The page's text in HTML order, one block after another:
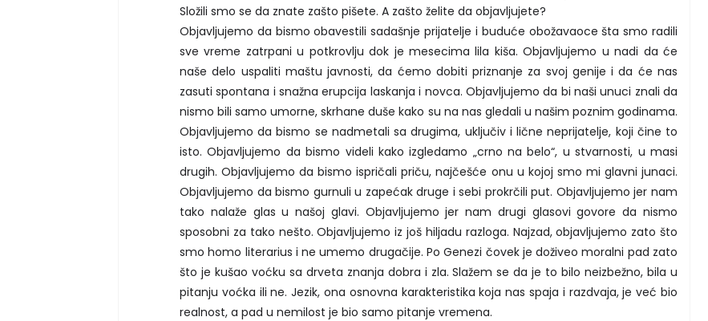
Složili smo se da znate zašto pišete. A zašto želite da objavljujete?
Objavljujemo da bismo obavestili sadašnje prijatelje i buduće obožavaoce šta smo radili
sve vreme zatrpani u potkrovlju dok je mesecima lila kiša. Objavljujemo u nadi da će
naše delo uspaliti maštu javnosti, da ćemo dobiti priznanje za svoj genije i da će nas
zasuti spontana i snažna erupcija laskanja i novca. Objavljujemo da bi naši unuci znali da
nismo bili samo umorne, skrhane duše kako su na nas gledali u našim poznim godinama.
Objavljujemo da bismo se nadmetali sa drugima, uključiv i lične neprijatelje, koji čine to
isto. Objavljujemo da bismo videli kako izgledamo „crno na belo“, u stvarnosti, u masi
drugih. Objavljujemo da bismo ispričali priču, najčešće onu u kojoj smo mi glavni junaci.
Objavljujemo da bismo gurnuli u zapećak druge i sebi prokrčili put. Objavljujemo jer nam
tako nalaže glas u našoj glavi. Objavljujemo jer nam drugi glasovi govore da nismo
sposobni za tako nešto. Objavljujemo iz još hiljadu razloga. Najzad, objavljujemo zato što
smo homo literarius i ne umemo drugačije. Po Genezi čovek je doživeo moralni pad zato
što je kušao voćku sa drveta znanja dobra i zla. Slažem se da je to bilo neizbežno, bila u
pitanju voćka ili ne. Jezik, ona osnovna karakteristika koja nas spaja i razdvaja, je već bio
realnost, a pad u nemilost je bio samo pitanje vremena.